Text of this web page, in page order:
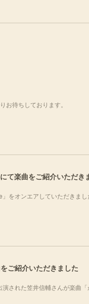
お待ちしております。
て楽曲をご紹介いただき
をオンエアしていただきま
ご紹介いただきました
された笠井信輔さんが楽曲「